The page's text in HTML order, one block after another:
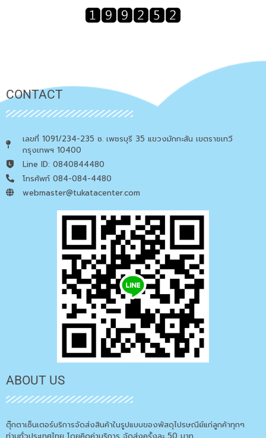
CONTACT
เลขที่ 1091/234-235 ซ. เพชรบุรี 35 แขวงมักกะสัน เขตราชเทวี
กรุงเทพฯ 10400
Line ID: 0840844480
โทรศัพท์ 084-084-4480
webmaster@tukatacenter.com
ABOUT US
ตุ๊กตาเซ็นเตอร์บริการจัดส่งสินค้าในรูปแบบของพัสดุไปรษณีย์แก่ลูกค้าทุกๆ